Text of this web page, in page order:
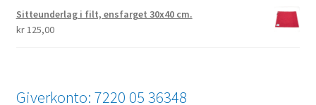
Sitteunderlag i filt, ensfarget 30x40 cm.
kr125,00
Giverkonto: 7220 05 36348